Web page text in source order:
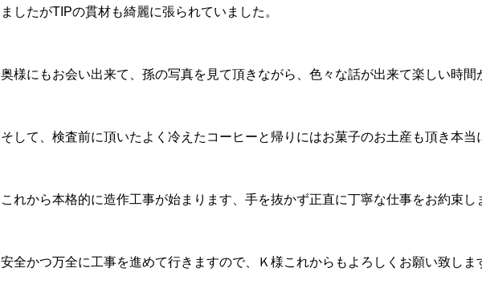
ましたがTIPの貫材も綺麗に張られていました。
奥様にもお会い出来て、孫の写真を見て頂きながら、色々な話が出来て楽しい時間
そして、検査前に頂いたよく冷えたコーヒーと帰りにはお菓子のお土産も頂き本
これから本格的に造作工事が始まります、手を抜かず正直に丁寧な仕事をお約束し
安全かつ万全に工事を進めて行きますので、Ｋ様これからもよろしくお願い致しま